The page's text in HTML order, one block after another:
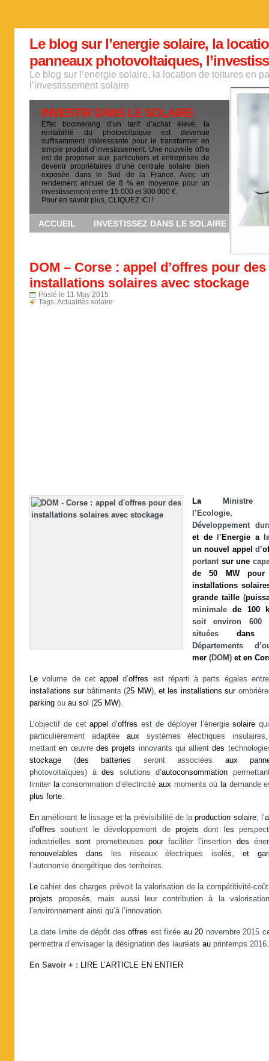
Le blog sur l’energie solaire, la
panneaux photovoltaiques,
Le blog sur l’energie solaire, la location de toitures en
l’investissement solaire
INVESTIR DANS LE SOLAIRE
Effet boomerang d’un tarif d’achat élevé, la
rentabilité du photovoltaïque est devenue
suffisamment intéressante pour le transformer en
simple produit d’investissement. Une nouvelle offre
est de proposer aux particuliers et entreprises de
devenir propriétaires d’une centrale solaire bien
exposée dans le Sud de la France. Avec un
rendement annuel de 8 % en moyenne pour un
investissement entre 15 000 et 300 000 €.
Pour en savoir plus, CLIQUEZ ICI !
ACCUEIL INVESTISSEZ DANS LE SOLAIRE
DOM – Corse : appel d’offres pour des
installations solaires avec stockage
Posté le 11 May 2015
Tags:Actualités solaire
La
Développement
et del’ Energie a
un nouvel appel d’
portant sur une
de
50 MW
pour
installations
grande taille (
minimalede 100
soit environ 600
situées dans
Départements
mer (DOM) et en
Le volume de cet appel d’offres est réparti à parts égales
installations surbâtiments (25 MW),et les installations sur
parking ou au sol (25 MW).
L’objectif de cetappel d’offres est de déployer l’énergiesolaire
particulièrement adaptée auxsystèmes électriques
mettanten œuvre des projets innovants qui allientdes
stockage (des batteries seront associées aux
photovoltaïques) à des solutions d’autoconsommation
limiter laconsommation d’électricité auxmoments où lademande
plus forte.
En améliorant lelissageet laprévisibilité de laproduction solaire, l’
d’offres soutient ledéveloppement de projets dont les
industriellessont prometteuses pourfaciliter l’insertion des
renouvelables
dans les réseaux électriques isolés,et
l’autonomie énergétique des territoires.
Le cahier des charges prévoit la valorisation de la compétitivité-
projets proposés, mais aussi leur contribution à la
l’environnement ainsi qu’à l’innovation.
La date limite de dépôt des offres est fixée au 20 novembre 2015
permettra d’envisager la désignation des lauréats au printemps 2016.
En Savoir + : LIRE L’ARTICLE EN ENTIER